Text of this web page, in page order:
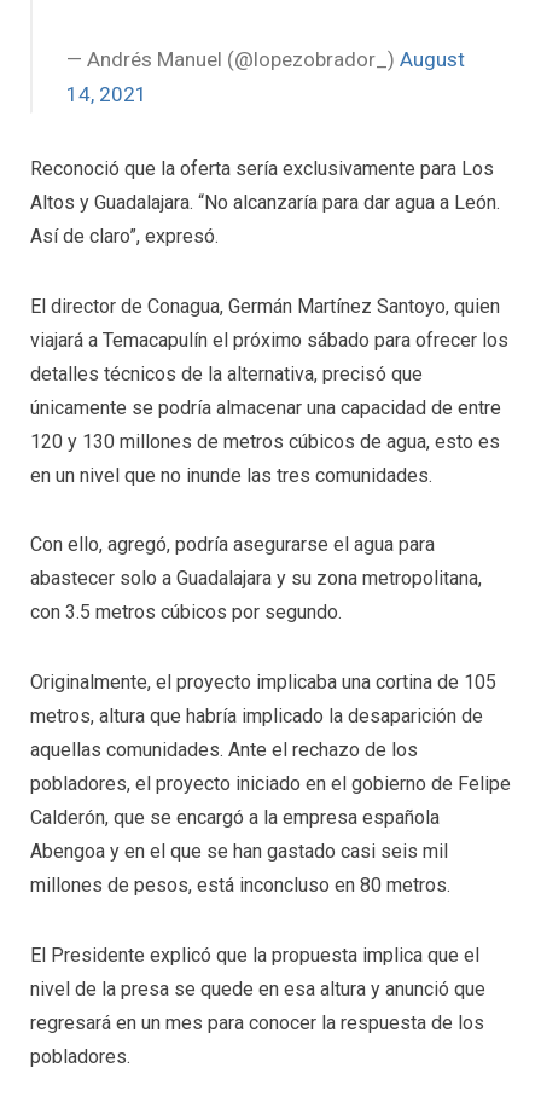
— Andrés Manuel (@lopezobrador_) August
14, 2021
Reconoció que la oferta sería exclusivamente para Los
Altos y Guadalajara. “No alcanzaría para dar agua a León.
Así de claro”, expresó.
El director de Conagua, Germán Martínez Santoyo, quien
viajará a Temacapulín el próximo sábado para ofrecer los
detalles técnicos de la alternativa, precisó que
únicamente se podría almacenar una capacidad de entre
120 y 130 millones de metros cúbicos de agua, esto es
en un nivel que no inunde las tres comunidades.
Con ello, agregó, podría asegurarse el agua para
abastecer solo a Guadalajara y su zona metropolitana,
con 3.5 metros cúbicos por segundo.
Originalmente, el proyecto implicaba una cortina de 105
metros, altura que habría implicado la desaparición de
aquellas comunidades. Ante el rechazo de los
pobladores, el proyecto iniciado en el gobierno de Felipe
Calderón, que se encargó a la empresa española
Abengoa y en el que se han gastado casi seis mil
millones de pesos, está inconcluso en 80 metros.
El Presidente explicó que la propuesta implica que el
nivel de la presa se quede en esa altura y anunció que
regresará en un mes para conocer la respuesta de los
pobladores.